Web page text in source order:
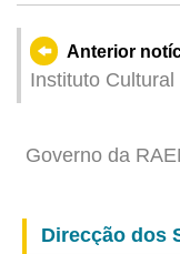
Anterior
Instituto
do antigo
Fai Chi Kei
Governo da
Direcção dos